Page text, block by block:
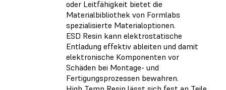
oder Leitfähigkeit bietet die
Materialbibliothek von Formlabs
spezialisierte Materialoptionen.
ESD Resin kann elektrostatische
Entladung effektiv ableiten und damit
elektronische Komponenten vor
Schäden bei Montage- und
Fertigungsprozessen bewahren.